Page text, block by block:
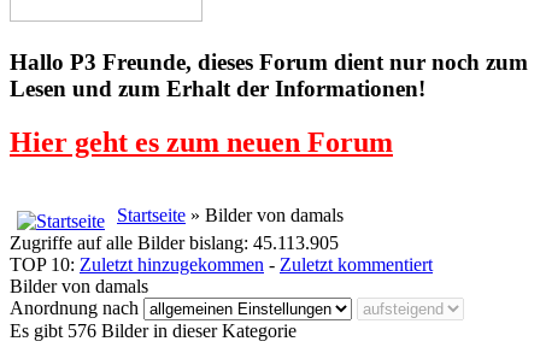
Hallo P3 Freunde, dieses Forum dient nur noch zum
Lesen und zum Erhalt der Informationen!
Hier geht es zum neuen Forum
Startseite » Bilder von damals
Zugriffe auf alle Bilder bislang: 45.113.905
TOP 10: Zuletzt hinzugekommen - Zuletzt kommentiert
Bilder von damals
Anordnung nach
Es gibt 576 Bilder in dieser Kategorie